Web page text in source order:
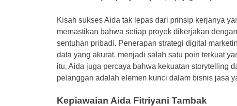
Kisah sukses Aida tak lepas dari prinsip kerjanya
memastikan bahwa setiap proyek dikerjakan
sentuhan pribadi. Penerapan strategi digital
data yang akurat, menjadi salah satu poin terkuat
itu, Aida juga percaya bahwa kekuatan storytelling
pelanggan adalah elemen kunci dalam bisnis jasa
Kepiawaian Aida Fitriyani Tambak